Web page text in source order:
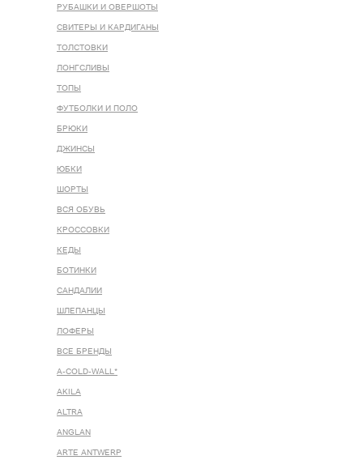
РУБАШКИ И ОВЕРШОТЫ
СВИТЕРЫ И КАРДИГАНЫ
ТОЛСТОВКИ
ЛОНГСЛИВЫ
ТОПЫ
ФУТБОЛКИ И ПОЛО
БРЮКИ
ДЖИНСЫ
ЮБКИ
ШОРТЫ
ВСЯ ОБУВЬ
КРОССОВКИ
КЕДЫ
БОТИНКИ
САНДАЛИИ
ШЛЕПАНЦЫ
ЛОФЕРЫ
ВСЕ БРЕНДЫ
A-COLD-WALL*
AKILA
ALTRA
ANGLAN
ARTE ANTWERP